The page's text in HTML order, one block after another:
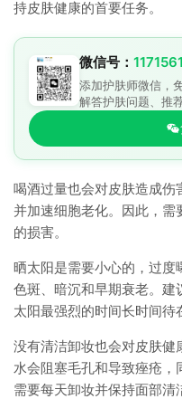
持皮肤健康的首要任务。
微信号：
添加护肤师微信，
解答护肤问题、推
喝酒过量也会对皮肤造成伤
并加速细胞老化。因此，需
的损害。
晒太阳是需要小心的，过度
色斑、暗沉和早期衰老。建
太阳最强烈的时间长时间待
没有清洁卸妆也会对皮肤健
水会阻塞毛孔和导致痤疮，
需要每天卸妆并保持面部清